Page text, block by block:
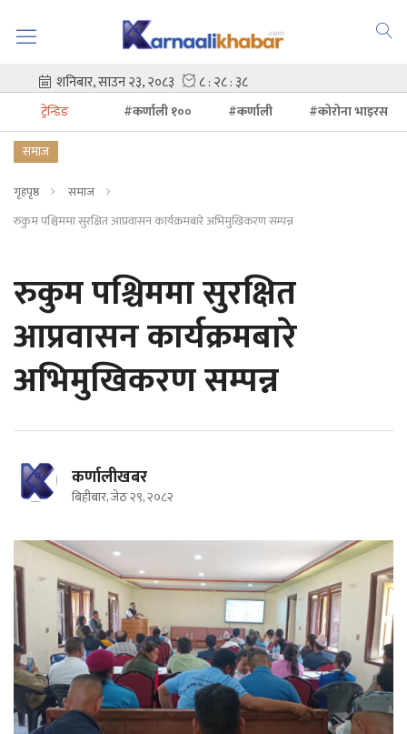
ट्रेन्डिङ #कर्णाली १०० #कर्णाली
#कोरोना भाइरस
समाज
गृहपृष्ठ
समाज
रुकुम पश्चिममा सुरक्षित आप्रवासन कार्यक्रमबारे अभिमुखिकरण सम्पन्न
रुकुम पश्चिममा सुरक्षित
आप्रवासन कार्यक्रमबारे
अभिमुखिकरण सम्पन्न
कर्णालीखबर
बिहीबार, जेठ २९, २०८२